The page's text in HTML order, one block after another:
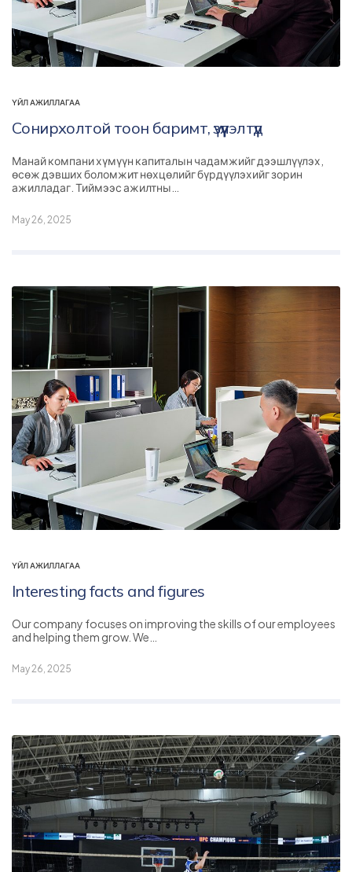
ҮЙЛ АЖИЛЛАГАА
Сонирхолтой тоон баримт, үзүүлэлтүүд
Манай компани хүмүүн капиталын чадамжийг дээшлүүлэх,
өсөж дэвших боломжит нөхцөлийг бүрдүүлэхийг зорин
ажилладаг. Тиймээс ажилтны…
May 26, 2025
ҮЙЛ АЖИЛЛАГАА
Interesting facts and figures
Our company focuses on improving the skills of our employees
and helping them grow. We…
May 26, 2025